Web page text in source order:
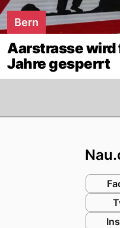
Bern
Aarstrasse
Jahre gesperrt